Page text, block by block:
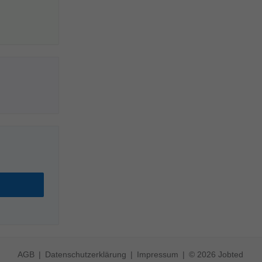
AGB Datenschutzerklärung Impressum © 2026 Jobted